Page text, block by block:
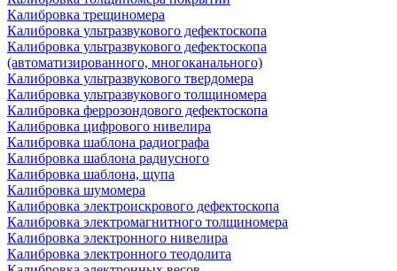
Калибровка трещиномера
Калибровка ультразвукового дефектоскопа
Калибровка ультразвукового дефектоскопа
(автоматизированного, многоканального)
Калибровка ультразвукового твердомера
Калибровка ультразвукового толщиномера
Калибровка феррозондового дефектоскопа
Калибровка цифрового нивелира
Калибровка шаблона радиографа
Калибровка шаблона радиусного
Калибровка шаблона, щупа
Калибровка шумомера
Калибровка электроискрового дефектоскопа
Калибровка электромагнитного толщиномера
Калибровка электронного нивелира
Калибровка электронного теодолита